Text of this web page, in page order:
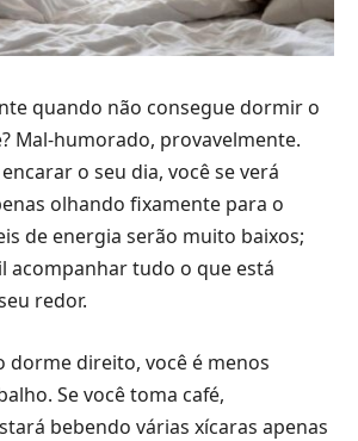
quando não consegue dormir o
Mal-humorado, provavelmente.
o seu dia, você se verá
olhando fixamente para o
de energia serão muito baixos;
acompanhar tudo o que está
redor.
dorme direito, você é menos
Se você toma café,
bebendo várias xícaras apenas